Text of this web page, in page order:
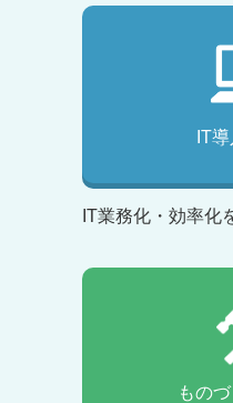
IT
IT業務化・効率化
もの